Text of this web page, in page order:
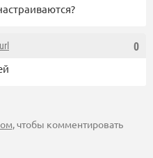
0
url
, чтобы комментировать